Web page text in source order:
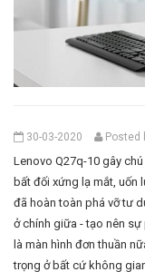
30-03-2020 Posted
Lenovo Q27q-10 gây
bất đối xứng lạ mắt, uốn
đã hoàn toàn phá vỡ tư
ở chính giữa - tạo nên
là màn hình đơn thuần
trọng ở bất cứ không